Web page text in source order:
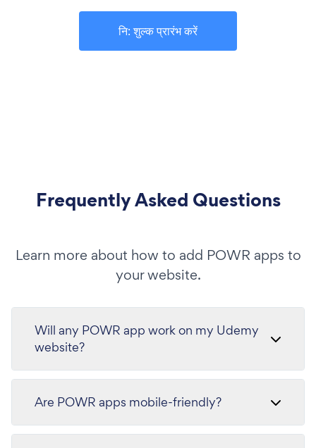
नि: शुल्क प्रारंभ करें
Frequently Asked Questions
Learn more about how to add POWR apps to
your website.
Will any POWR app work on my Udemy
website?
Are POWR apps mobile-friendly?